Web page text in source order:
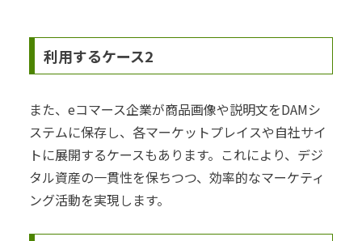
利用するケース2
また、eコマース企業が商品画像や説明文をDAMシ
ステムに保存し、各マーケットプレイスや自社サイ
トに展開するケースもあります。これにより、デジ
タル資産の一貫性を保ちつつ、効率的なマーケティ
ング活動を実現します。